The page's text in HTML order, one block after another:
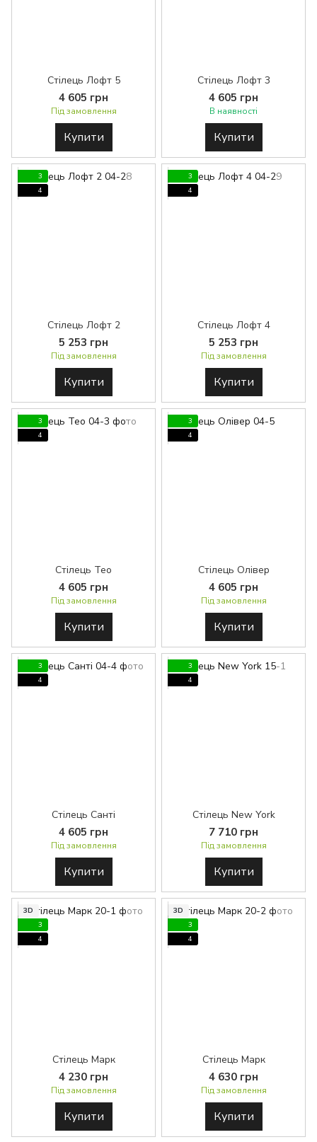
Стілець Лофт 5
4 605 грн
Під замовлення
Купити
Стілець Лофт 3
4 605 грн
В наявності
Купити
3
4
Стілець Лофт 2
5 253 грн
Під замовлення
Купити
3
4
Стілець Лофт 4
5 253 грн
Під замовлення
Купити
3
4
Стілець Тео
4 605 грн
Під замовлення
Купити
3
4
Стілець Олівер
4 605 грн
Під замовлення
Купити
3
4
Стілець Санті
4 605 грн
Під замовлення
Купити
3
4
Стілець New York
7 710 грн
Під замовлення
Купити
3D
3
4
Стілець Марк
4 230 грн
Під замовлення
Купити
3D
3
4
Стілець Марк
4 630 грн
Під замовлення
Купити